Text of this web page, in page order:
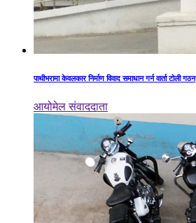
पाथीभरामा केवलकार निर्माण विवाद समाधान गर्न वार्ता टोली गठन
आयोमेल संवाददाता